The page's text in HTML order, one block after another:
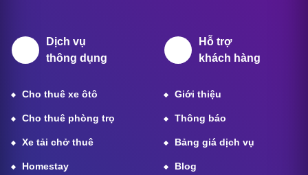
Dịch vụ
thông dụng
Cho thuê xe ôtô
Cho thuê phòng trọ
Xe tải chở thuê
Homestay
Hỗ trợ
khách hàng
Giới thiệu
Thông báo
Bảng giá dịch vụ
Blog